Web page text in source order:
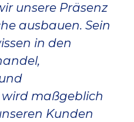
unsere Präsenz
ausbauen. Sein
in den
maßgeblich
Kunden